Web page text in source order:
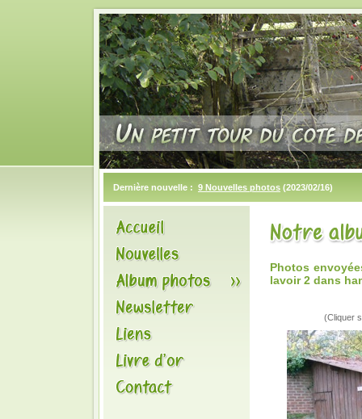
Dernière nouvelle : 9 Nouvelles photos (2023/02/16)
Photos
lavoir 2 dans
(Cliquer